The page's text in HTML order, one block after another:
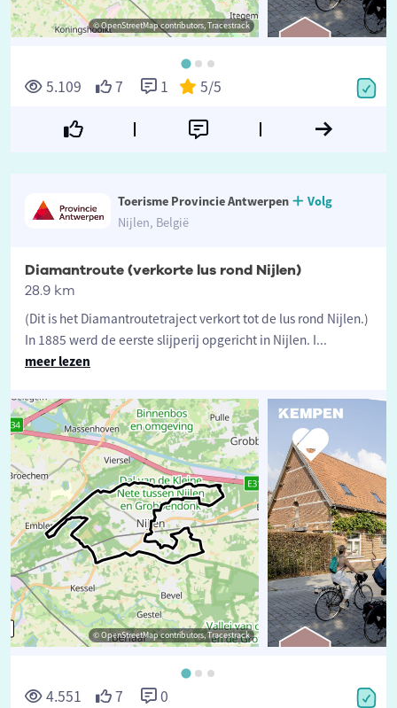
© OpenStreetMap contributors, Tracestrack
5.109 7 1 5/5
Toerisme Provincie Antwerpen
Volg
Nijlen, België
Diamantroute (verkorte lus rond Nijlen)
28.9 km
(Dit is het Diamantroutetraject verkort tot de lus rond Nijlen.)
In 1885 werd de eerste slijperij opgericht in Nijlen. I...
meer lezen
© OpenStreetMap contributors, Tracestrack
4.551 7 0